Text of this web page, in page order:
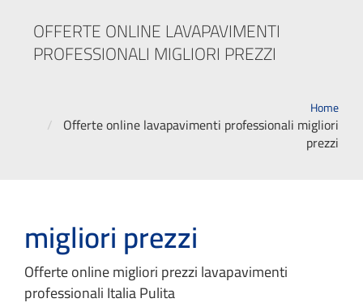
OFFERTE ONLINE LAVAPAVIMENTI
PROFESSIONALI MIGLIORI PREZZI
Home
Offerte online lavapavimenti professionali migliori
prezzi
migliori prezzi
Offerte online migliori prezzi lavapavimenti
professionali Italia Pulita